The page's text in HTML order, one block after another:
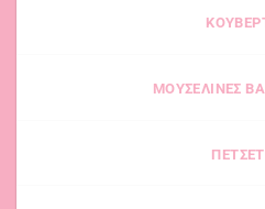
ΜΟΥΣΕΛΙΝΕΣ